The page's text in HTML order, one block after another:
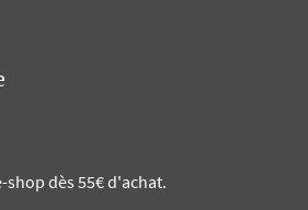
dès 55€ d'achat.